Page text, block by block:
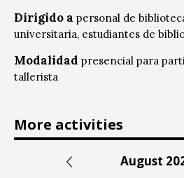
Dirigido a personal de
universitaria, estudiantes de
Modalidad presencial para
tallerista
More activities
August